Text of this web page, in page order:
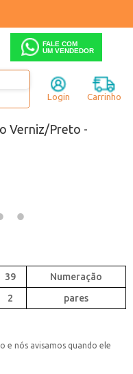
FALE COM
UM VENDEDOR
Login Carrinho
Verniz/Preto -
39
2 pares